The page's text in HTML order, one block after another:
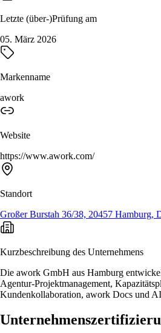
Letzte (über-)Prüfung am
05. März 2026
Markenname
awork
Website
https://www.awork.com/
Standort
Großer Burstah 36/38, 20457 Hamburg,
Kurzbeschreibung des Unternehmens
Die awork GmbH aus Hamburg
Agentur-Projektmanagement,
Kundenkollaboration, awork Docs und